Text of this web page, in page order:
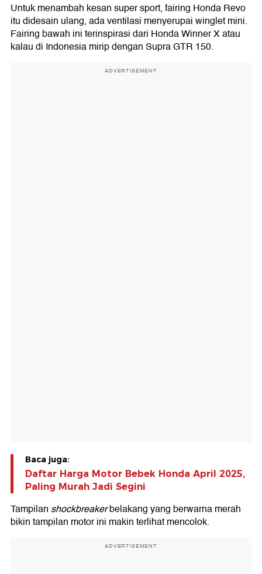
Untuk menambah kesan super sport, fairing Honda Revo
itu didesain ulang, ada ventilasi menyerupai winglet mini.
Fairing bawah ini terinspirasi dari Honda Winner X atau
kalau di Indonesia mirip dengan Supra GTR 150.
ADVERTISEMENT
Baca juga:
Daftar Harga Motor Bebek Honda April 2025,
Paling Murah Jadi Segini
Tampilan shockbreakerbelakang yang berwarna merah
bikin tampilan motor ini makin terlihat mencolok.
ADVERTISEMENT